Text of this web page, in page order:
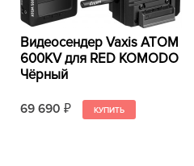
Видеосендер Vaxis ATOM
600KV для RED KOMODO
Чёрный
69 690 ₽